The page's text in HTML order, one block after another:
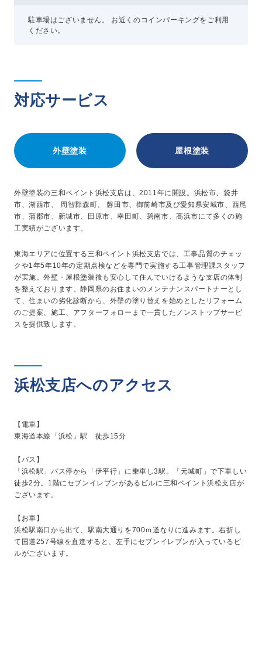
駐車場はございません。 お近くのコインパーキングをご利用
ください。
対応サービス
外壁塗装 屋根塗装
外壁塗装の三和ペイント浜松支店は、2011年に開設。浜松市、袋井
市、湖西市、 周智郡森町、 磐田市、御前崎市及び愛知県安城市、西尾
市、蒲郡市、新城市、田原市、幸田町、碧南市、高浜市にて多くの施
工実績がございます。
東海エリアに位置する三和ペイント浜松支店では、工事品質のチェッ
クや1年5年10年の定期点検などを専門で実施する工事管理課スタッフ
が実施。外壁・屋根塗装後も安心して住んでいけるような支店の体制
を整えております。静岡県のお住まいのメンテナンスパートナーとし
て、住まいの劣化診断から、外壁の塗り替えを始めとしたリフォーム
のご提案、施工、アフターフォローまで一貫したノンストップサービ
スを提供致します。
浜松支店へのアクセス
【電車】
東海道本線「浜松」駅 徒歩15分
【バス】
「浜松駅」バス停から「伊平行」に乗車し3駅。「元城町」で下車しい
徒歩2分。1階にセブンイレブンがあるビルに三和ペイント浜松支店が
ございます。
【お車】
浜松駅南口から出て、駅南大通りを700ｍ道なりに進みます。右折し
て国道257号線を直進すると、左手にセブンイレブンが入っているビ
ルがございます。